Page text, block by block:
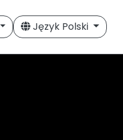
Język Polski